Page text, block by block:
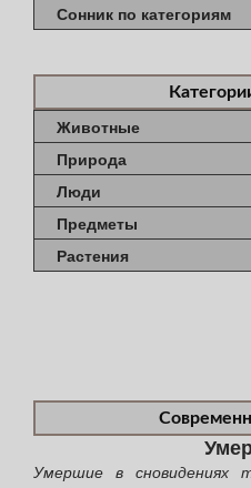
Сонник по категориям
Животные
Природа
Люди
Предметы
Растения
Умершие в сновидениях